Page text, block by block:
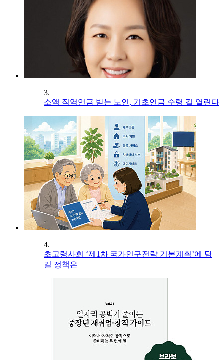
3.
소액 직역연금 받는 노인, 기초연금 수령 길 열린다
4.
초고령사회 ‘제1차 국가인구전략 기본계획’에 담
길 정책은